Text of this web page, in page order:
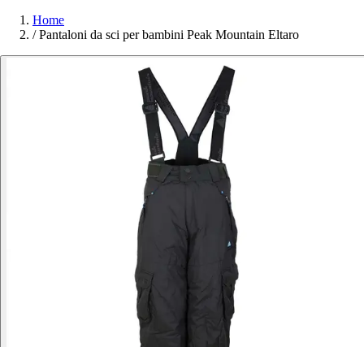
Home
/ Pantaloni da sci per bambini Peak Mountain Eltaro